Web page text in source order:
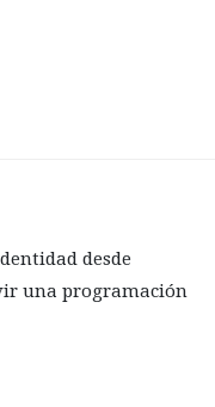
desde
una programación